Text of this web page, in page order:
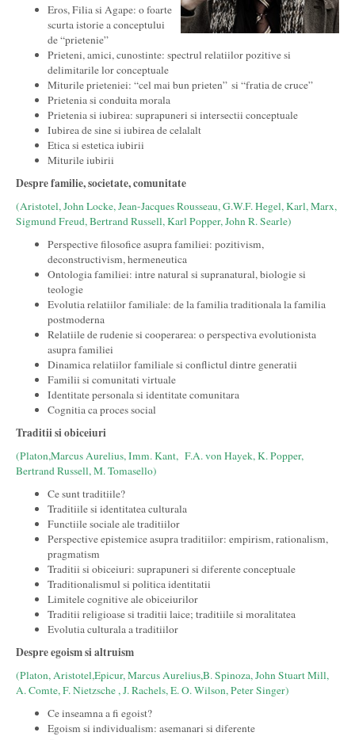
Eros, Filia si Agape: o foarte
scurta istorie a conceptului
de “prietenie”
Prieteni, amici, cunostinte: spectrul relatiilor pozitive si
delimitarile lor conceptuale
Miturile prieteniei: “cel mai bun prieten” si “fratia de cruce”
Prietenia si conduita morala
Prietenia si iubirea: suprapuneri si intersectii conceptuale
Iubirea de sine si iubirea de celalalt
Etica si estetica iubirii
Miturile iubirii
Despre familie, societate, comunitate
(Aristotel, John Locke, Jean-Jacques Rousseau, G.W.F. Hegel, Karl, Marx,
Sigmund Freud, Bertrand Russell, Karl Popper, John R. Searle)
Perspective filosofice asupra familiei: pozitivism,
deconstructivism, hermeneutica
Ontologia familiei: intre natural si supranatural, biologie si
teologie
Evolutia relatiilor familiale: de la familia traditionala la familia
postmoderna
Relatiile de rudenie si cooperarea: o perspectiva evolutionista
asupra familiei
Dinamica relatiilor familiale si conflictul dintre generatii
Familii si comunitati virtuale
Identitate personala si identitate comunitara
Cognitia ca proces social
Traditii si obiceiuri
(Platon,Marcus Aurelius, Imm. Kant, F.A. von Hayek, K. Popper,
Bertrand Russell, M. Tomasello)
Ce sunt traditiile?
Traditiile si identitatea culturala
Functiile sociale ale traditiilor
Perspective epistemice asupra traditiilor: empirism, rationalism,
pragmatism
Traditii si obiceiuri: suprapuneri si diferente conceptuale
Traditionalismul si politica identitatii
Limitele cognitive ale obiceiurilor
Traditii religioase si traditii laice; traditiile si moralitatea
Evolutia culturala a traditiilor
Despre egoism si altruism
(Platon, Aristotel,Epicur, Marcus Aurelius,B. Spinoza, John Stuart Mill,
A. Comte, F. Nietzsche , J. Rachels, E. O. Wilson, Peter Singer)
Ce inseamna a fi egoist?
Egoism si individualism: asemanari si diferente